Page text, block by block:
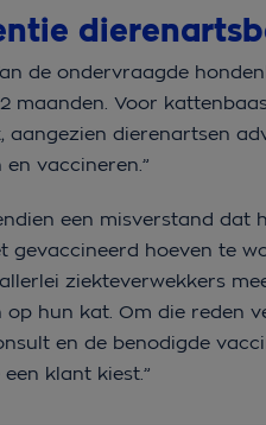
de ondervraagde
maanden. Voor
aangezien dierenartsen
vaccineren.”
een misverstand dat
gevaccineerd hoeven te
ziekteverwekkers
hun kat. Om die reden
en de benodigde
klant kiest.”